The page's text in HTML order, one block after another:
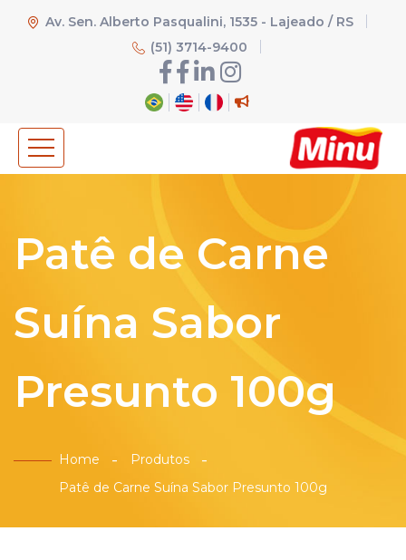
Av. Sen. Alberto Pasqualini, 1535 - Lajeado / RS
(51) 3714-9400
Patê de Carne
Suína Sabor
Presunto 100g
Home
Produtos
Patê de Carne Suína Sabor Presunto 100g